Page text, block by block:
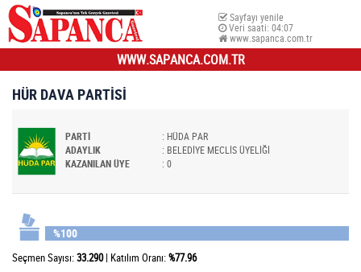
Sayfayı yenile
Veri saati: 04:07
www.sapanca.com.tr
WWW.SAPANCA.COM.TR
HÜR DAVA PARTİSİ
PARTİ
: HÜDA PAR
ADAYLIK
: BELEDİYE MECLİS ÜYELİĞİ
KAZANILAN ÜYE
: 0
%100
Seçmen Sayısı:33.290| Katılım Oranı:%77.96